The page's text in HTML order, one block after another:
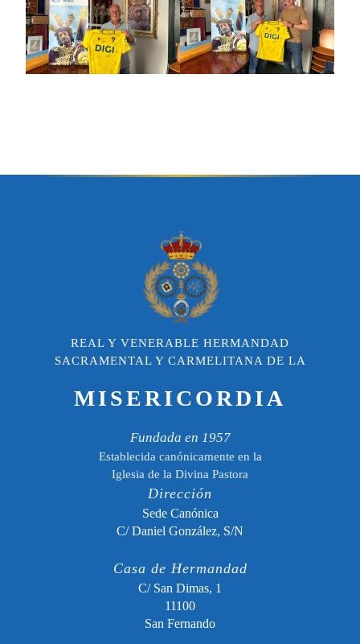
REAL Y VENERABLE HERMANDAD
SACRAMENTAL Y CARMELITANA DE LA
MISERICORDIA
Fundada en 1957
Establecida canónicamente en la
Iglesia de la Divina Pastora
Dirección
Sede Canónica
C/ Daniel González, S/N
Casa de Hermandad
C/ San Dimas, 1
11100
San Fernando